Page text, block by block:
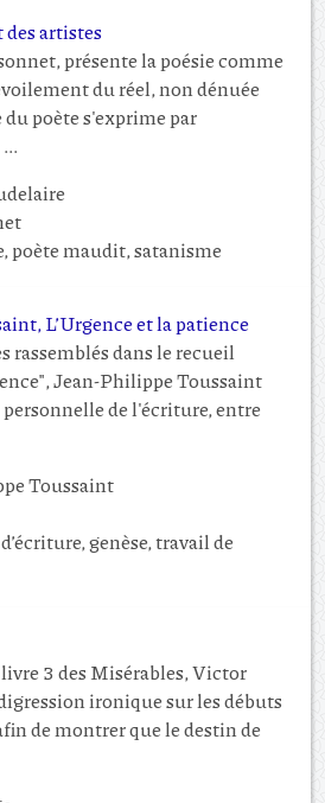
artistes
présente la poésie comme
du réel, non dénuée
poète s'exprime par
poète maudit, satanisme
L’Urgence et la patience
rassemblés dans le recueil
Jean-Philippe Toussaint
de l'écriture, entre
Toussaint
genèse, travail de
3 des Misérables, Victor
ironique sur les débuts
de montrer que le destin de